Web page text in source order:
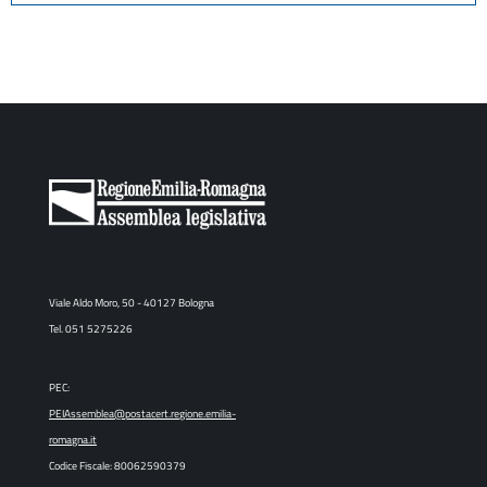
Viale Aldo Moro, 50 - 40127 Bologna
Tel. 051 5275226
PEC:
PEIAssemblea@postacert.regione.emilia-
romagna.it
Codice Fiscale: 80062590379